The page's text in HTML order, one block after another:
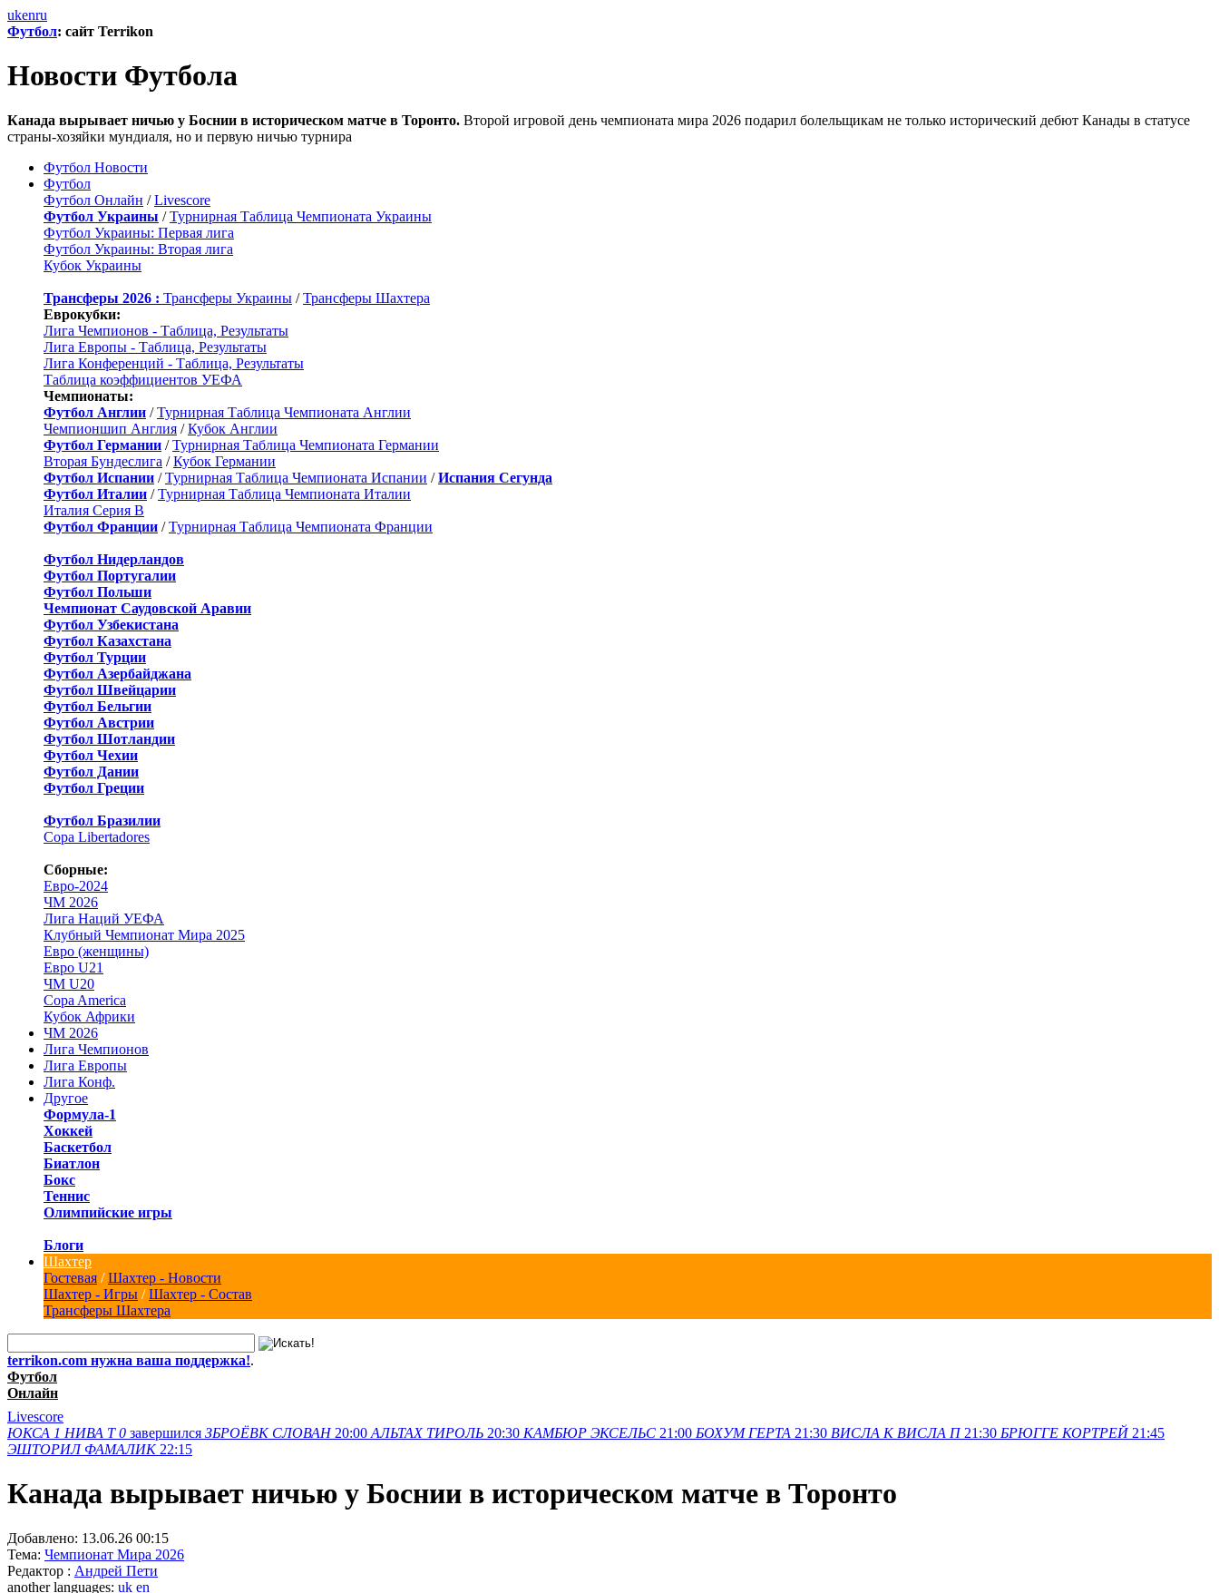
ukenru
Футбол: сайт Terrikon
Новости Футбола
Канада вырывает ничью у Боснии в историческом матче в Торонто. Второй игровой день чемпионата мира 2026 подарил болельщикам не только исторический дебют Канады в статусе
страны-хозяйки мундиаля, но и первую ничью турнира
Футбол Новости
Футбол
Футбол Онлайн /Livescore
Футбол Украины /Турнирная Таблица Чемпионата Украины
Футбол Украины: Первая лига
Футбол Украины: Вторая лига
Кубок Украины
Трансферы 2026 : Трансферы Украины /Трансферы Шахтера
Еврокубки:
Лига Чемпионов - Таблица, Результаты
Лига Европы - Таблица, Результаты
Лига Конференций - Таблица, Результаты
Таблица коэффициентов УЕФА
Чемпионаты:
Футбол Англии /Турнирная Таблица Чемпионата Англии
Чемпионшип Англия /Кубок Англии
Футбол Германии /Турнирная Таблица Чемпионата Германии
Вторая Бундеслига /Кубок Германии
Футбол Испании /Турнирная Таблица Чемпионата Испании /Испания Сегунда
Футбол Италии /Турнирная Таблица Чемпионата Италии
Италия Серия B
Футбол Франции /Турнирная Таблица Чемпионата Франции
Футбол Нидерландов
Футбол Португалии
Футбол Польши
Чемпионат Саудовской Аравии
Футбол Узбекистана
Футбол Казахстана
Футбол Турции
Футбол Азербайджана
Футбол Швейцарии
Футбол Бельгии
Футбол Австрии
Футбол Шотландии
Футбол Чехии
Футбол Дании
Футбол Греции
Футбол Бразилии
Copa Libertadores
Сборные:
Евро-2024
ЧМ 2026
Лига Наций УЕФА
Клубный Чемпионат Мира 2025
Евро (женщины)
Евро U21
ЧМ U20
Copa America
Кубок Африки
ЧМ 2026
Лига Чемпионов
Лига Европы
Лига Конф.
Другое
Формула-1
Хоккей
Баскетбол
Биатлон
Бокс
Теннис
Олимпийские игры
Блоги
Шахтер
Гостевая /Шахтер - Новости
Шахтер - Игры /Шахтер - Состав
Трансферы Шахтера
terrikon.com нужна ваша поддержка!.
Футбол
Онлайн
Livescore
ЮКСА 1 НИВА Т 0 завершился ЗБРОЁВК СЛОВАН 20:00 АЛЬТАХ ТИРОЛЬ 20:30 КАМБЮР ЭКСЕЛЬС 21:00 БОХУМ ГЕРТА 21:30 ВИСЛА K ВИСЛА П 21:30 БРЮГГЕ КОРТРЕЙ 21:45
ЭШТОРИЛ ФАМАЛИК 22:15
Канада вырывает ничью у Боснии в историческом матче в Торонто
Добавлено: 13.06.26 00:15
Тема: Чемпионат Мира 2026
Редактор : Андрей Пети
another languages: uk en